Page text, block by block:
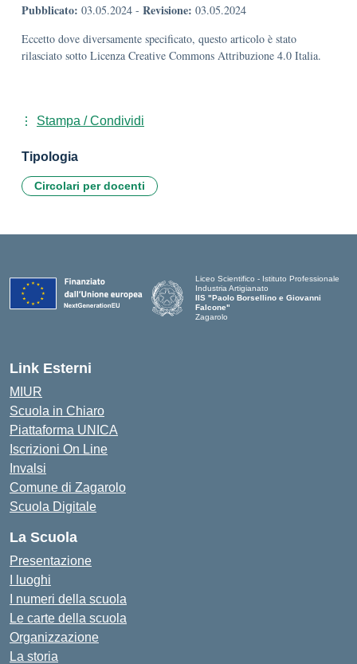
Pubblicato: 03.05.2024 - Revisione: 03.05.2024
Eccetto dove diversamente specificato, questo articolo è stato
rilasciato sotto Licenza Creative Commons Attribuzione 4.0 Italia.
Stampa / Condividi
Tipologia
Circolari per docenti
Liceo Scientifico - Istituto Professionale
Industria Artigianato
IIS "Paolo Borsellino e Giovanni
Falcone"
Zagarolo
Link Esterni
MIUR
Scuola in Chiaro
Piattaforma UNICA
Iscrizioni On Line
Invalsi
Comune di Zagarolo
Scuola Digitale
La Scuola
Presentazione
I luoghi
I numeri della scuola
Le carte della scuola
Organizzazione
La storia